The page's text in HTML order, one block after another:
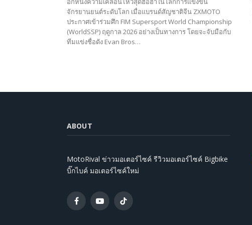
จักรยานยนต์ระดับโลก เมื่อแบรนด์สัญชาติจีน ZXMOTO
ประกาศเข้าร่วมศึก FIM Supersport World Championship
(WorldSSP) ฤดูกาล 2026 อย่างเป็นทางการ โดยจะจับมือกับ
ทีมแข่งชื่อดัง Evan Bros…
ABOUT
MotoRival ข่าวมอเตอร์ไซค์ รีวิวมอเตอร์ไซค์ Bigbike
บิ๊กไบค์ มอเตอร์ไซค์ใหม่
FacebookYouTubeTikTok